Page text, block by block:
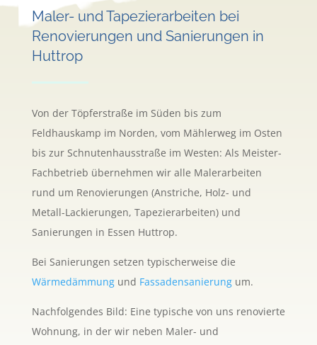
Maler- und Tapezierarbeiten bei
Renovierungen und Sanierungen in
Huttrop
Von der Töpferstraße im Süden bis zum
Feldhauskamp im Norden, vom Mählerweg im Osten
bis zur Schnutenhausstraße im Westen: Als Meister-
Fachbetrieb übernehmen wir alle Malerarbeiten
rund um Renovierungen (Anstriche, Holz- und
Metall-Lackierungen, Tapezierarbeiten) und
Sanierungen in Essen Huttrop.
Bei Sanierungen setzen typischerweise die
Wärmedämmungund Fassadensanierungum.
Nachfolgendes Bild: Eine typische von uns renovierte
Wohnung, in der wir neben Maler- und